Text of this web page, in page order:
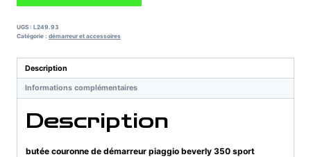
couronne
de
piaggio
beverly
350
touring
UGS : L249.93
Catégorie : démarreur et accessoires
Description
Informations complémentaires
Description
butée couronne de démarreur piaggio beverly 350 sport